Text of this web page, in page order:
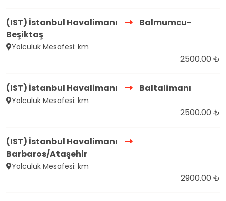
(IST) İstanbul Havalimanı
Balmumcu-
Beşiktaş
Yolculuk Mesafesi: km
2500.00 ₺
(IST) İstanbul Havalimanı Baltalimanı
Yolculuk Mesafesi: km
2500.00 ₺
(IST) İstanbul Havalimanı
Barbaros/Ataşehir
Yolculuk Mesafesi: km
2900.00 ₺